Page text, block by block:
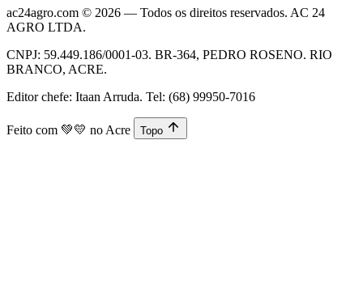
ac24agro.com © 2026 — Todos os direitos reservados. AC 24
AGRO LTDA.
CNPJ: 59.449.186/0001-03. BR-364, PEDRO ROSENO. RIO
BRANCO, ACRE.
Editor chefe: Itaan Arruda. Tel: (68) 99950-7016
Feito com 💚💛 no Acre Topo